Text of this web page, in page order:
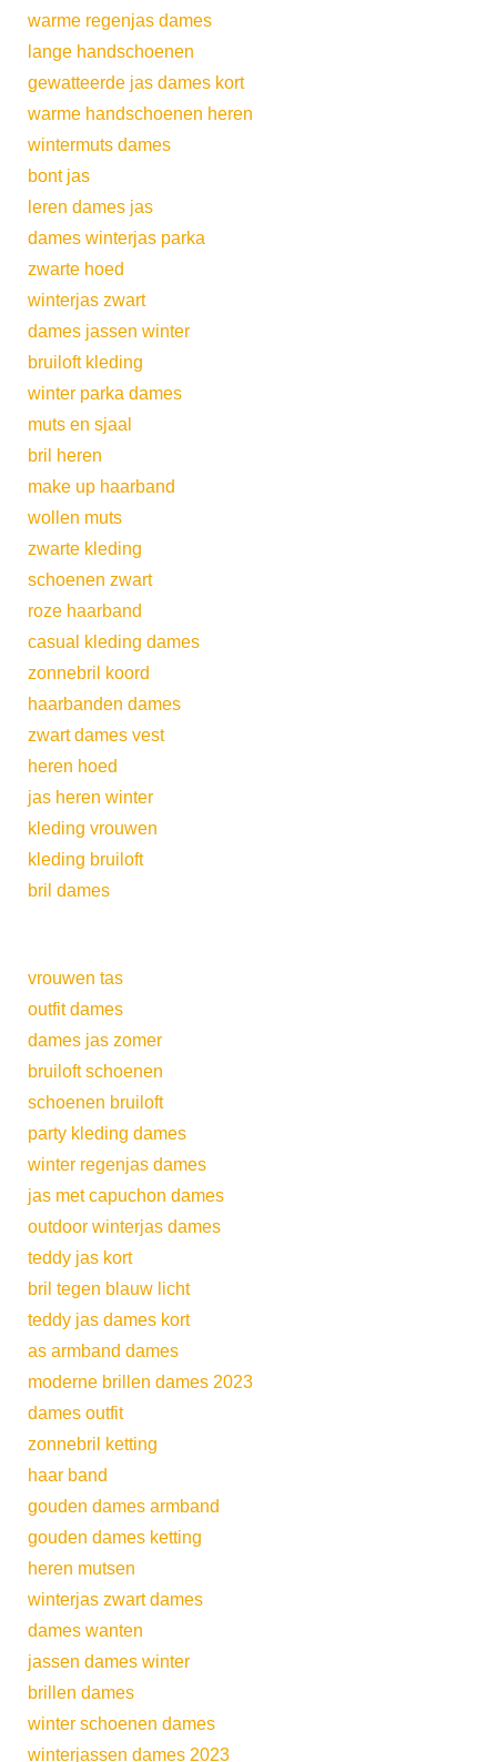
warme regenjas dames
lange handschoenen
gewatteerde jas dames kort
warme handschoenen heren
wintermuts dames
bont jas
leren dames jas
dames winterjas parka
zwarte hoed
winterjas zwart
dames jassen winter
bruiloft kleding
winter parka dames
muts en sjaal
bril heren
make up haarband
wollen muts
zwarte kleding
schoenen zwart
roze haarband
casual kleding dames
zonnebril koord
haarbanden dames
zwart dames vest
heren hoed
jas heren winter
kleding vrouwen
kleding bruiloft
bril dames
vrouwen tas
outfit dames
dames jas zomer
bruiloft schoenen
schoenen bruiloft
party kleding dames
winter regenjas dames
jas met capuchon dames
outdoor winterjas dames
teddy jas kort
bril tegen blauw licht
teddy jas dames kort
as armband dames
moderne brillen dames 2023
dames outfit
zonnebril ketting
haar band
gouden dames armband
gouden dames ketting
heren mutsen
winterjas zwart dames
dames wanten
jassen dames winter
brillen dames
winter schoenen dames
winterjassen dames 2023